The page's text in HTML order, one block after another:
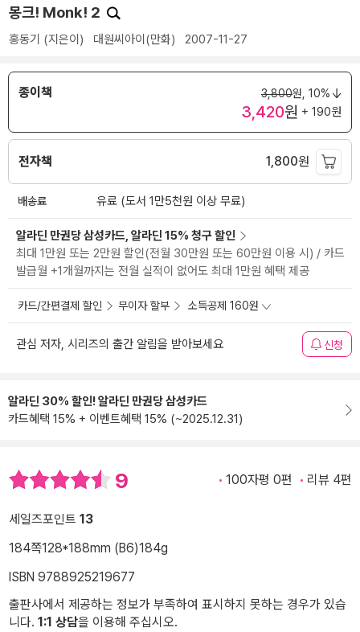
몽크! Monk! 2
홍동기 (지은이) 대원씨아이(만화) 2007-11-27
종이책 3,800원, 10%
3,420원 + 190원
전자책 1,800원
배송료 유료 (도서 1만5천원 이상 무료)
알라딘 만권당 삼성카드, 알라딘 15% 청구 할인
최대 1만원 또는 2만원 할인(전월 30만원 또는 60만원 이용 시) / 카드
발급월 +1개월까지는 전월 실적이 없어도 최대 1만원 혜택 제공
카드/간편결제 할인 무이자 할부 소득공제 160원
관심 저자, 시리즈의 출간 알림을 받아보세요 신청
알라딘 30% 할인! 알라딘 만권당 삼성카드
카드혜택 15% + 이벤트혜택 15% (~2025.12.31)
9 100자평 0편 리뷰 4편
세일즈포인트 13
184쪽128*188mm (B6)184g
ISBN 9788925219677
출판사에서 제공하는 정보가 부족하여 표시하지 못하는 경우가 있습
니다. 1:1 상담을 이용해 주십시오.